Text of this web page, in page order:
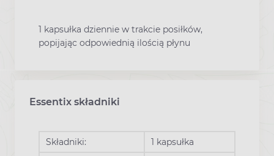
1 kapsułka dziennie w trakcie posiłków,
popijając odpowiednią ilością płynu
Essentix składniki
Składniki:
1 kapsułka